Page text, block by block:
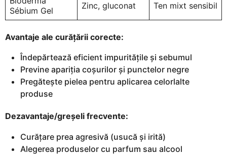
Sébium Gel
Zinc, gluconat Ten mixt sensibil
Avantaje ale curățării corecte:
Îndepărtează eficient impuritățile și sebumul
Previne apariția coșurilor și punctelor negre
Pregătește pielea pentru aplicarea celorlalte
produse
Dezavantaje/greșeli frecvente:
Curățare prea agresivă (usucă și irită)
Alegerea produselor cu parfum sau alcool